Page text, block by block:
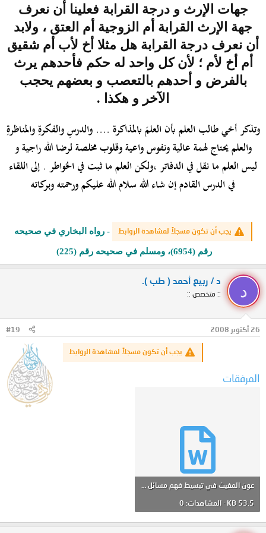
جهات الإرث و درجة القرابة فعلينا أن نعرف
جهة الإرث القرابة أم الزوجية أم العتق ، ولابد
أن نعرف درجة القرابة هل مثلا أخ لأب أم شقيق
أم أخ لأم ؛ لأن كل واحد له حكم فأحدهم يرث
بالفرض و أحدهم بالتعصب و بعضهم يحجب
الآخر و هكذا .
وتذكرأخي طالب العلم بأن العلمَ بالمذاكرة .... والدرسِ والفكرةِ والمناظرةِ
والعلم يحتاج لهمة عالية ونفوس واعية وقلوب مخلصة لرضا الله راجيةو
ليس العلم ما نقل في الدفاتر ،ولكن العلم ما ثبت في الخواطر . إلى اللقاء
في الدرس القادم إن شاء الله سلام الله عليكم ورحمته وبركاته
يجب أن تكون مسجلاً لمشاهدة الروابط - رواه البخاري في صحيحه
رقم (6954)، ومسلم في صحيحه رقم (225)
د
د / ربيع أحمد ( طب ).
:: متخصص ::
26 أكتوبر 2008 #19
يجب أن تكون مسجلاً لمشاهدة الروابط
المرفقات
53.5 KB · المشاهدات: 0